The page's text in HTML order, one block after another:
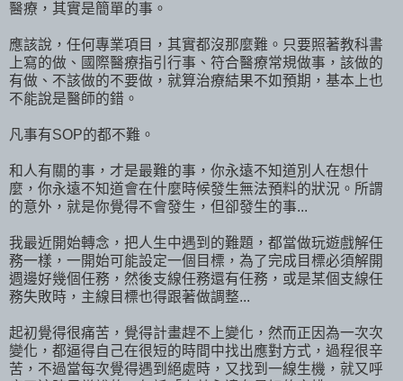
醫療，其實是簡單的事。
應該說，任何專業項目，其實都沒那麼難。只要照著教科書
上寫的做、國際醫療指引行事、符合醫療常規做事，該做的
有做、不該做的不要做，就算治療結果不如預期，基本上也
不能說是醫師的錯。
凡事有SOP的都不難。
和人有關的事，才是最難的事，你永遠不知道別人在想什
麼，你永遠不知道會在什麼時候發生無法預料的狀況。所謂
的意外，就是你覺得不會發生，但卻發生的事...
我最近開始轉念，把人生中遇到的難題，都當做玩遊戲解任
務一樣，一開始可能設定一個目標，為了完成目標必須解開
週邊好幾個任務，然後支線任務還有任務，或是某個支線任
務失敗時，主線目標也得跟著做調整...
起初覺得很痛苦，覺得計畫趕不上變化，然而正因為一次次
變化，都逼得自己在很短的時間中找出應對方式，過程很辛
苦，不過當每次覺得遇到絕處時，又找到一線生機，就又呼